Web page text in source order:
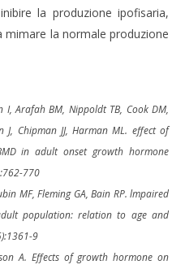
la produzione ipofisaria,
mimare la normale produzione
I, Arafah BM, Nippoldt TB, Cook DM,
J, Chipman JJ, Harman ML. effect of
in adult onset growth hormone
770
MF, Fleming GA, Bain RP. lmpaired
population: relation to age and
9
A. Effects of growth hormone on